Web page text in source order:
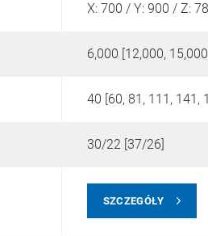
X: 700 / Y: 900 / Z:
6,000 [12,000,
30/22 [37/26]
SZCZEGÓŁY